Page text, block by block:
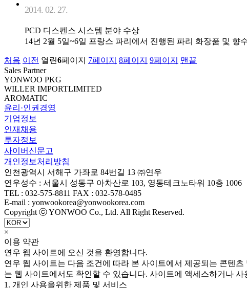
2014. 02. 27.
PCD 디스펜스 시스템 분야 수상
14년 2월 5일~6일 프랑스 파리에서 진행된 파리 화장품 및 향
처음 이전 열린6페이지 7페이지 8페이지 9페이지
맨끝
Sales Partner
YONWOO PKG
WILLER IMPORTLIMITED
AROMATIC
윤리·인권경영
기업정보
인재채용
투자정보
사이버신문고
개인정보처리방침
인천광역시 서해구 가좌로 84번길 13 ㈜연우
연우성수 : 서울시 성동구 아차산로 103, 영동테크노타워 10층 1006
TEL : 032-575-8811 FAX : 032-578-0485
E-mail : yonwookorea@yonwookorea.com
Copyright ⓒ YONWOO Co., Ltd. All Right Reserved.
×
이용 약관
연우 웹 사이트에 오신 것을 환영합니다.
연우 웹 사이트는 다음 조건에 따라 본 사이트에서 제공되는 콘텐
는 웹 사이트에서도 확인할 수 있습니다. 사이트에 액세스하거나
1. 개인 사용을위한 제품 및 서비스